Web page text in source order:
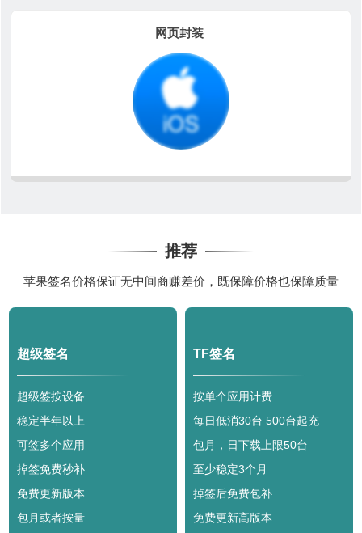
网页封装
推荐
苹果签名价格保证无中间商赚差价，既保障价格也保障质量
超级签名
超级签按设备
稳定半年以上
可签多个应用
掉签免费秒补
免费更新版本
包月或者按量
TF签名
按单个应用计费
每日低消30台 500台起充
包月，日下载上限50台
至少稳定3个月
掉签后免费包补
免费更新高版本